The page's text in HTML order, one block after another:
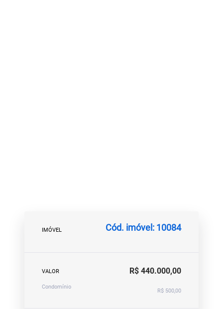
IMÓVEL Cód. imóvel: 10084
VALOR R$ 440.000,00
Condomínio
R$ 500,00